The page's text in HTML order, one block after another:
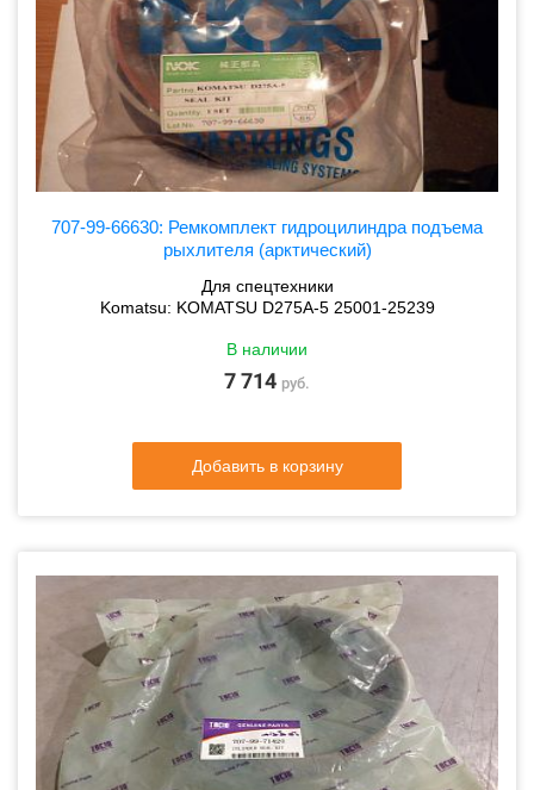
707-99-66630: Ремкомплект гидроцилиндра подъема
рыхлителя (арктический)
Для спецтехники
Komatsu: KOMATSU D275A-5 25001-25239
В наличии
7 714 руб.
Добавить в корзину